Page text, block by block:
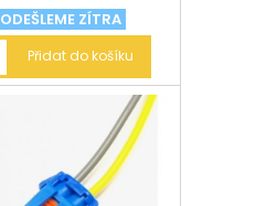
ODEŠLEME ZÍTRA
Přidat do košíku